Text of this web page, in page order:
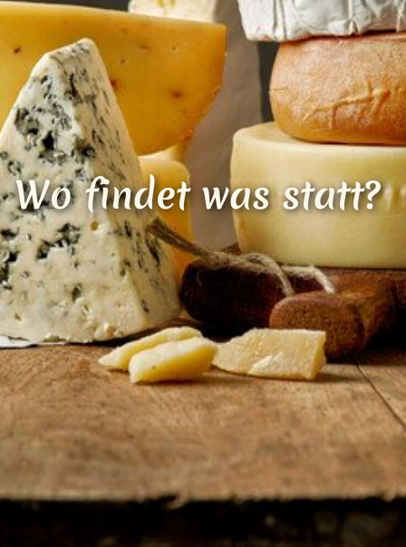
Wo findet was statt?
Loading...